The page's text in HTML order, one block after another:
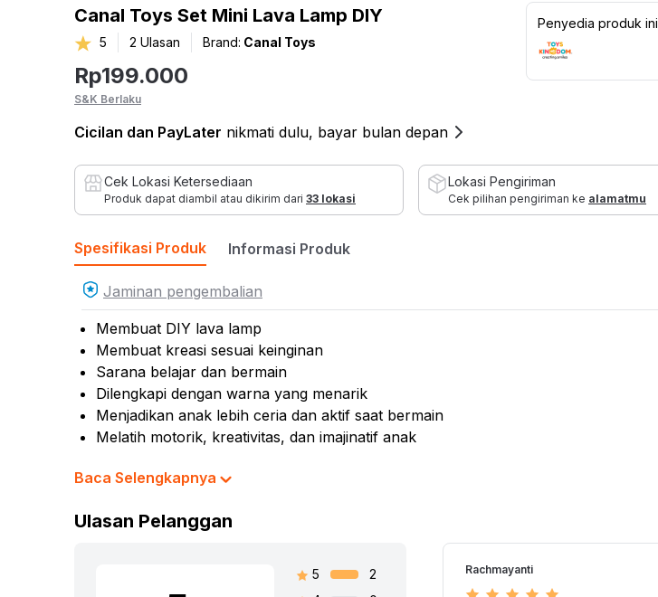
Canal Toys Set Mini Lava Lamp DIY
5 2 Ulasan Brand: Canal Toys
Rp199.000
S&K Berlaku
Cicilan dan PayLater nikmati dulu, bayar bulan depan
Penyedia produk ini
Cek Lokasi Ketersediaan
Produk dapat diambil atau dikirim dari 33 lokasi
Lokasi Pengiriman
Cek pilihan pengiriman ke alamatmu
Spesifikasi Produk Informasi Produk
Jaminan pengembalian
Membuat DIY lava lamp
Membuat kreasi sesuai keinginan
Sarana belajar dan bermain
Dilengkapi dengan warna yang menarik
Menjadikan anak lebih ceria dan aktif saat bermain
Melatih motorik, kreativitas, dan imajinatif anak
Cocok dijadikan sebagai koleksi dan referensi hadiah
Rekomendasi gender pengguna: girls
Baca Selengkapnya
Ulasan Pelanggan
5
2
Rachmayanti